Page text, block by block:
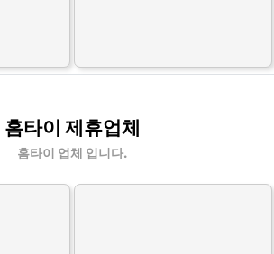
홈타이 제휴업체
홈타이 업체 입니다.